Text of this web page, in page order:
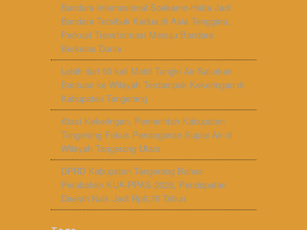
Bandara Internasional Soekarno-Hatta Jadi
Bandara Tersibuk Kedua di Asia Tenggara,
Perkuat Transformasi Menuju Bandara
Berkelas Dunia
Lebih dari 50 kali Mobil Tangki Air Salurkan
Bantuan ke Wilayah Terdampak Kekeringan di
Kabupaten Tangerang
Atasi Kekeringan, Pemerintah Kabupaten
Tangerang Fokus Penanganan Suplai Air di
Wilayah Tangerang Utara
DPRD Kabupaten Tangerang Bahas
Perubahan KUA-PPAS 2026, Pendapatan
Daerah Naik Jadi Rp8,76 Triliun